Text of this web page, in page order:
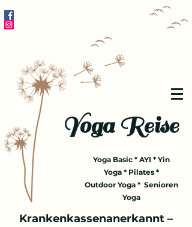
Yoga Reise
Yoga Basic * AYI * Yin
Yoga * Pilates *
Outdoor Yoga * Senioren
Yoga
Krankenkassenanerkannt –